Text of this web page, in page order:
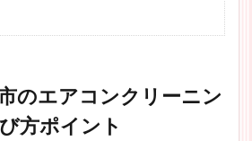
のエアコンクリーニン
方ポイント